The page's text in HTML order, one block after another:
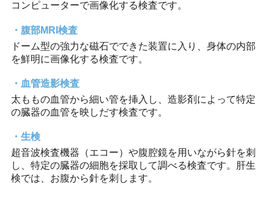
コンピューターで画像化する検査です。
腹部MRI検査
ドーム型の強力な磁石でできた装置に入り、身体の内部
を鮮明に画像化する検査です。
血管造影検査
太ももの血管から細い管を挿入し、造影剤によって特定
の臓器の血管を映しだす検査です。
生検
超音波検査機器（エコー）や腹腔鏡を用いながら針を刺
し、特定の臓器の細胞を採取して調べる検査です。肝生
検では、お腹から針を刺します。